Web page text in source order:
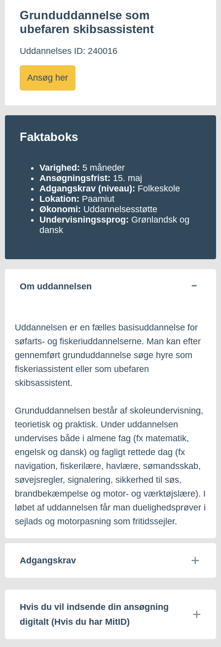
Grunduddannelse som
ubefaren skibsassistent
Uddannelses ID: 240016
Ansøg her
Faktaboks
Varighed: 5 måneder
Ansøgningsfrist: 15. maj
Adgangskrav (niveau): Folkeskole
Lokation: Paamiut
Økonomi: Uddannelsesstøtte
Undervisningssprog: Grønlandsk og
dansk
Om uddannelsen
Uddannelsen er en fælles basisuddannelse for
søfarts- og fiskeriuddannelserne. Man kan efter
gennemført grunduddannelse søge hyre som
fiskeriassistent eller som ubefaren
skibsassistent.
Grunduddannelsen består af skoleundervisning,
teorietisk og praktisk. Under uddannelsen
undervises både i almene fag (fx matematik,
engelsk og dansk) og fagligt rettede dag (fx
navigation, fiskerilære, havlære, sømandsskab,
søvejsregler, signalering, sikkerhed til søs,
brandbekæmpelse og motor- og værktøjslære). I
løbet af uddannelsen får man duelighedsprøver i
sejlads og motorpasning som fritidssejler.
Adgangskrav
Hvis du vil indsende din ansøgning
digitalt (Hvis du har MitID)